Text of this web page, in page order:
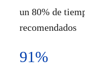
un 80% de
recomendados
91%